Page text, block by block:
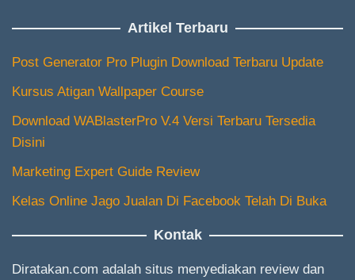
Artikel Terbaru
Post Generator Pro Plugin Download Terbaru Update
Kursus Atigan Wallpaper Course
Download WABlasterPro V.4 Versi Terbaru Tersedia
Disini
Marketing Expert Guide Review
Kelas Online Jago Jualan Di Facebook Telah Di Buka
Kontak
Diratakan.com adalah situs menyediakan review dan